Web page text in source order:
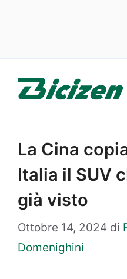
La Cina
Italia il SUV
già visto
Ottobre 14, 2024 di
Domenighini